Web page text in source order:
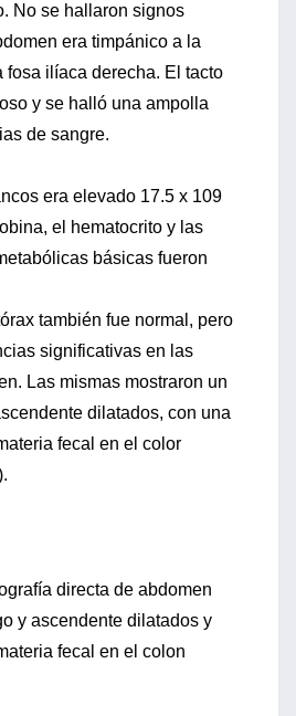
No se hallaron signos
era timpánico a la
fosa ilíaca derecha. El tacto
y se halló una ampolla
de sangre.
era elevado 17.5 x 109
el hematocrito y las
básicas fueron
también fue normal, pero
significativas en las
Las mismas mostraron un
dilatados, con una
fecal en el color
directa de abdomen
y ascendente dilatados y
fecal en el colon